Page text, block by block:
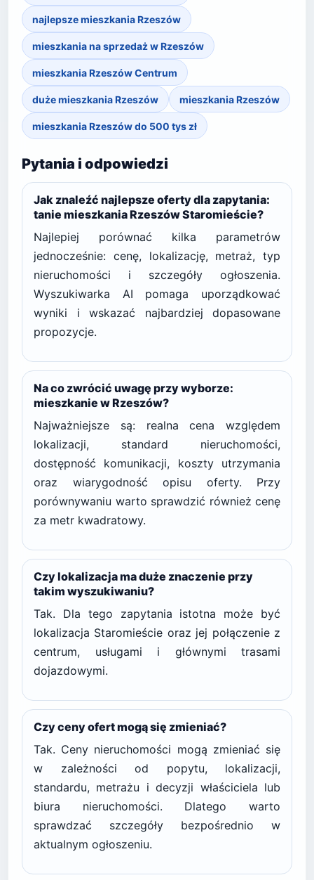
najlepsze mieszkania Rzeszów
mieszkania na sprzedaż w Rzeszów
mieszkania Rzeszów Centrum
duże mieszkania Rzeszów mieszkania Rzeszów
mieszkania Rzeszów do 500 tys zł
Pytania i odpowiedzi
Jak znaleźć najlepsze oferty dla zapytania:
tanie mieszkania Rzeszów Staromieście?
Najlepiej porównać kilka parametrów
jednocześnie: cenę, lokalizację, metraż, typ
nieruchomości i szczegóły ogłoszenia.
Wyszukiwarka AI pomaga uporządkować
wyniki i wskazać najbardziej dopasowane
propozycje.
Na co zwrócić uwagę przy wyborze:
mieszkanie w Rzeszów?
Najważniejsze są: realna cena względem
lokalizacji, standard nieruchomości,
dostępność komunikacji, koszty utrzymania
oraz wiarygodność opisu oferty. Przy
porównywaniu warto sprawdzić również cenę
za metr kwadratowy.
Czy lokalizacja ma duże znaczenie przy
takim wyszukiwaniu?
Tak. Dla tego zapytania istotna może być
lokalizacja Staromieście oraz jej połączenie z
centrum, usługami i głównymi trasami
dojazdowymi.
Czy ceny ofert mogą się zmieniać?
Tak. Ceny nieruchomości mogą zmieniać się
w zależności od popytu, lokalizacji,
standardu, metrażu i decyzji właściciela lub
biura nieruchomości. Dlatego warto
sprawdzać szczegóły bezpośrednio w
aktualnym ogłoszeniu.